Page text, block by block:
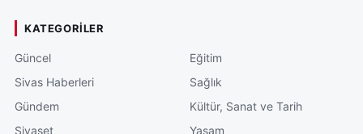
KATEGORILER
Güncel
Sivas Haberleri
Gündem
Siyaset
Eğitim
Sağlık
Kültür, Sanat ve Tarih
Yaşam